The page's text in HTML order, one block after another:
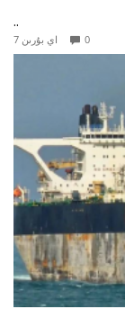
..
7 اي بۇرىن 0